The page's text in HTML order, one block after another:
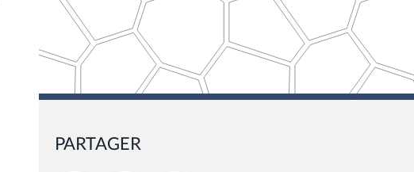
PARTAGER